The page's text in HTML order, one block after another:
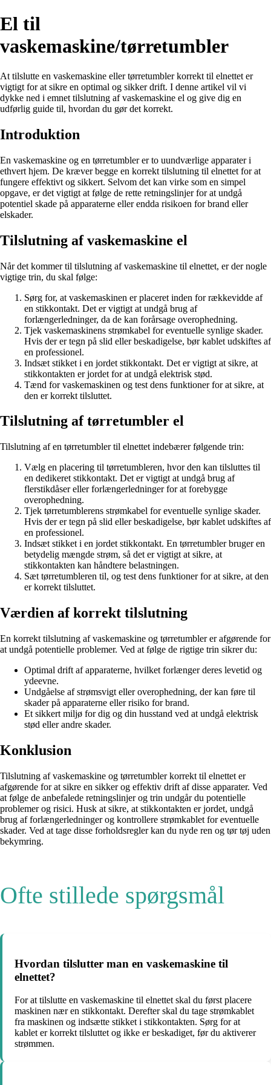
El til
vaskemaskine/tørretumbler
At tilslutte en vaskemaskine eller tørretumbler korrekt til elnettet er
vigtigt for at sikre en optimal og sikker drift. I denne artikel vil vi
dykke ned i emnet tilslutning af vaskemaskine el og give dig en
udførlig guide til, hvordan du gør det korrekt.
Introduktion
En vaskemaskine og en tørretumbler er to uundværlige apparater i
ethvert hjem. De kræver begge en korrekt tilslutning til elnettet for at
fungere effektivt og sikkert. Selvom det kan virke som en simpel
opgave, er det vigtigt at følge de rette retningslinjer for at undgå
potentiel skade på apparaterne eller endda risikoen for brand eller
elskader.
Tilslutning af vaskemaskine el
Når det kommer til tilslutning af vaskemaskine til elnettet, er der nogle
vigtige trin, du skal følge:
Sørg for, at vaskemaskinen er placeret inden for rækkevidde af
en stikkontakt. Det er vigtigt at undgå brug af
forlængerledninger, da de kan forårsage overophedning.
Tjek vaskemaskinens strømkabel for eventuelle synlige skader.
Hvis der er tegn på slid eller beskadigelse, bør kablet udskiftes af
en professionel.
Indsæt stikket i en jordet stikkontakt. Det er vigtigt at sikre, at
stikkontakten er jordet for at undgå elektrisk stød.
Tænd for vaskemaskinen og test dens funktioner for at sikre, at
den er korrekt tilsluttet.
Tilslutning af tørretumbler el
Tilslutning af en tørretumbler til elnettet indebærer følgende trin:
Vælg en placering til tørretumbleren, hvor den kan tilsluttes til
en dedikeret stikkontakt. Det er vigtigt at undgå brug af
flerstikdåser eller forlængerledninger for at forebygge
overophedning.
Tjek tørretumblerens strømkabel for eventuelle synlige skader.
Hvis der er tegn på slid eller beskadigelse, bør kablet udskiftes af
en professionel.
Indsæt stikket i en jordet stikkontakt. En tørretumbler bruger en
betydelig mængde strøm, så det er vigtigt at sikre, at
stikkontakten kan håndtere belastningen.
Sæt tørretumbleren til, og test dens funktioner for at sikre, at den
er korrekt tilsluttet.
Værdien af korrekt tilslutning
En korrekt tilslutning af vaskemaskine og tørretumbler er afgørende for
at undgå potentielle problemer. Ved at følge de rigtige trin sikrer du:
Optimal drift af apparaterne, hvilket forlænger deres levetid og
ydeevne.
Undgåelse af strømsvigt eller overophedning, der kan føre til
skader på apparaterne eller risiko for brand.
Et sikkert miljø for dig og din husstand ved at undgå elektrisk
stød eller andre skader.
Konklusion
Tilslutning af vaskemaskine og tørretumbler korrekt til elnettet er
afgørende for at sikre en sikker og effektiv drift af disse apparater. Ved
at følge de anbefalede retningslinjer og trin undgår du potentielle
problemer og risici. Husk at sikre, at stikkontakten er jordet, undgå
brug af forlængerledninger og kontrollere strømkablet for eventuelle
skader. Ved at tage disse forholdsregler kan du nyde ren og tør tøj uden
bekymring.
Ofte stillede spørgsmål
Hvordan tilslutter man en vaskemaskine til
elnettet?
For at tilslutte en vaskemaskine til elnettet skal du først placere
maskinen nær en stikkontakt. Derefter skal du tage strømkablet
fra maskinen og indsætte stikket i stikkontakten. Sørg for at
kablet er korrekt tilsluttet og ikke er beskadiget, før du aktiverer
strømmen.